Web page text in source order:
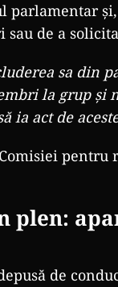
parlamentar
sau de a
sa din
la grup și
ia act de
pentru
plen:
de